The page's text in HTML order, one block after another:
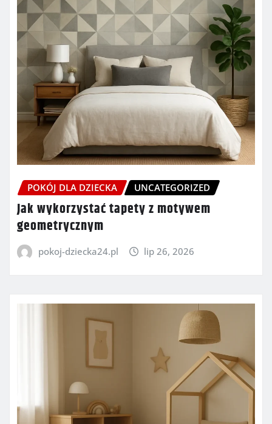
POKÓJ DLA DZIECKA UNCATEGORIZED
Jak wykorzystać tapety z motywem
geometrycznym
pokoj-dziecka24.pl lip 26, 2026